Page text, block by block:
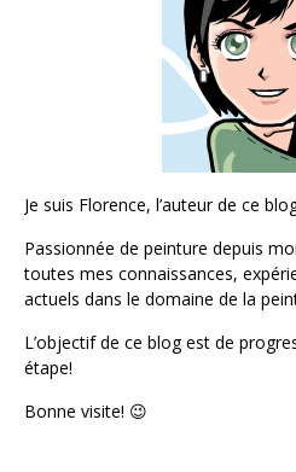
Je suis Florence, l’auteur de ce
Passionnée de peinture depuis
toutes mes connaissances,
actuels dans le domaine de la
L’objectif de ce blog est de
étape!
Bonne visite! 😉